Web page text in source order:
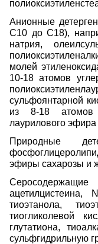
Анионные
С10 до C18),
натрия,
молей
10-18 атомов
сульфоянтарной
из 8-18 атомов
лаурилового
Природные
эфиры сахарозы и
ацетилцистеина,
тиоэтанола,
тиогликолевой
глутатиона,
сульфгидрильную